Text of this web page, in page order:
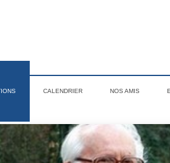
CALENDRIER NOS AMIS